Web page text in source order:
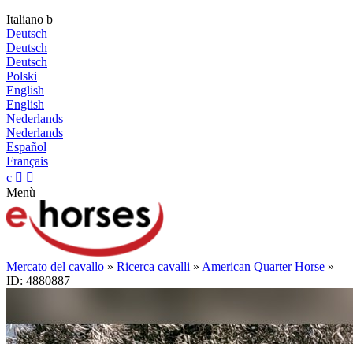
Italiano b
Deutsch
Deutsch
Deutsch
Polski
English
English
Nederlands
Nederlands
Español
Français
c  
Menù
Mercato del cavallo » Ricerca cavalli » American Quarter Horse »
ID: 4880887